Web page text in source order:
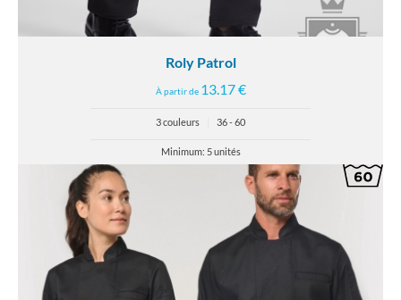
Roly Patrol
À partir de 13.17 €
3 couleurs 36 - 60
Minimum: 5 unités